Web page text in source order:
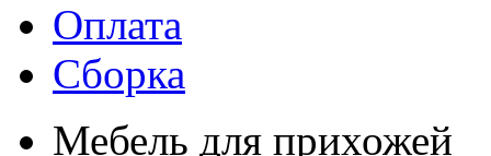
Оплата
Сборка
Мебель для прихожей